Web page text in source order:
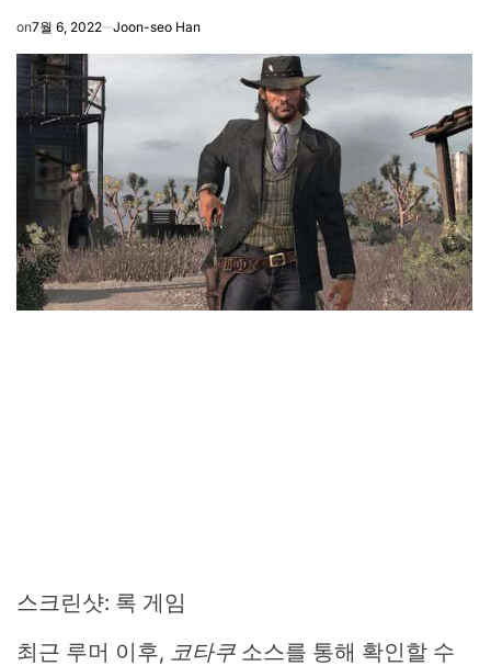
on7월 6, 2022 Joon-seo Han
스크린샷: 록 게임
최근 루머 이후, 코타쿠 소스를 통해 확인할 수